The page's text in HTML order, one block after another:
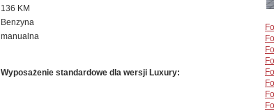
136 KM
Benzyna
manualna
Wyposażenie standardowe dla wersji Luxury: